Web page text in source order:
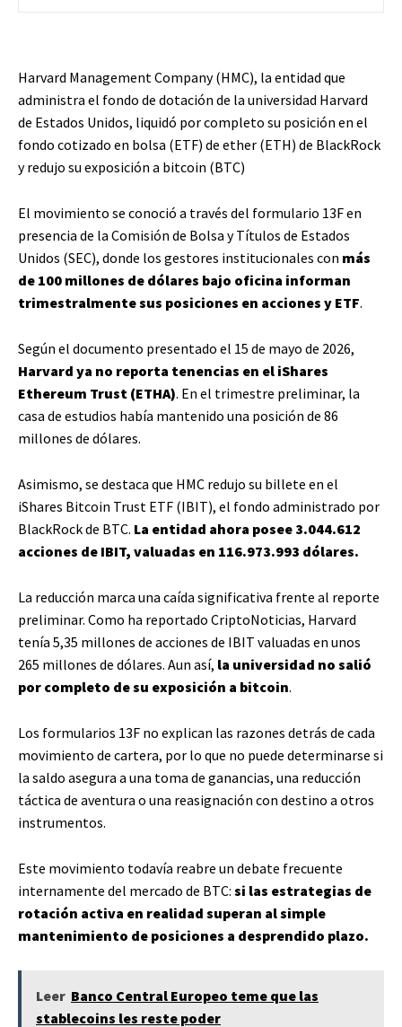
Harvard Management Company (HMC), la entidad que
administra el fondo de dotación de la universidad Harvard
de Estados Unidos, liquidó por completo su posición en el
fondo cotizado en bolsa (ETF) de ether (ETH) de BlackRock
y redujo su exposición a bitcoin (BTC)
El movimiento se conoció a través del formulario 13F en
presencia de la Comisión de Bolsa y Títulos de Estados
Unidos (SEC), donde los gestores institucionales con más
de 100 millones de dólares bajo oficina informan
trimestralmente sus posiciones en acciones y ETF.
Según el documento presentado el 15 de mayo de 2026,
Harvard ya no reporta tenencias en el iShares
Ethereum Trust (ETHA). En el trimestre preliminar, la
casa de estudios había mantenido una posición de 86
millones de dólares.
Asimismo, se destaca que HMC redujo su billete en el
iShares Bitcoin Trust ETF (IBIT), el fondo administrado por
BlackRock de BTC. La entidad ahora posee 3.044.612
acciones de IBIT, valuadas en 116.973.993 dólares.
La reducción marca una caída significativa frente al reporte
preliminar. Como ha reportado CriptoNoticias, Harvard
tenía 5,35 millones de acciones de IBIT valuadas en unos
265 millones de dólares. Aun así, la universidad no salió
por completo de su exposición a bitcoin.
Los formularios 13F no explican las razones detrás de cada
movimiento de cartera, por lo que no puede determinarse si
la saldo asegura a una toma de ganancias, una reducción
táctica de aventura o una reasignación con destino a otros
instrumentos.
Este movimiento todavía reabre un debate frecuente
internamente del mercado de BTC: si las estrategias de
rotación activa en realidad superan al simple
mantenimiento de posiciones a desprendido plazo.
Leer Banco Central Europeo teme que las
stablecoins les reste poder